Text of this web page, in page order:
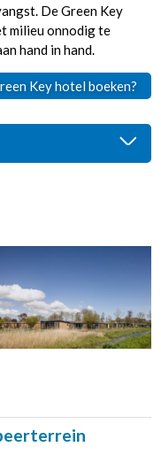
De Green Key
milieu onnodig te
hand in hand.
Key hotel boeken?